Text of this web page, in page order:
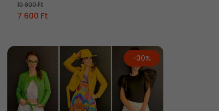
10 900 Ft
7 600 Ft
-30%